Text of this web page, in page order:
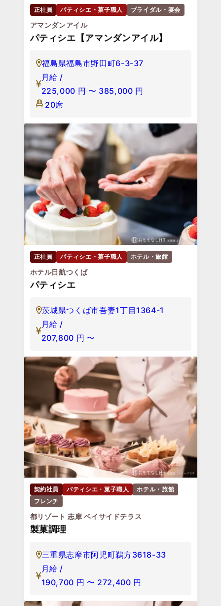
正社員 パティシエ・菓子職人 ブライダル・宴会
アマンダンアイル
パティシエ【アマンダンアイル】
福島県福島市野田町6-3-37
月給 /
225,000 円 〜 385,000 円
20席
正社員 パティシエ・菓子職人 ホテル・旅館
ホテル日航つくば
パティシエ
茨城県つくば市吾妻1丁目1364-1
月給 /
207,800 円 〜
契約社員 パティシエ・菓子職人
ホテル・旅館
フレンチ
都リゾート 志摩 ベイサイドテラス
製菓調理
三重県志摩市阿児町鵜方3618-33
月給 /
190,700 円 〜 272,400 円